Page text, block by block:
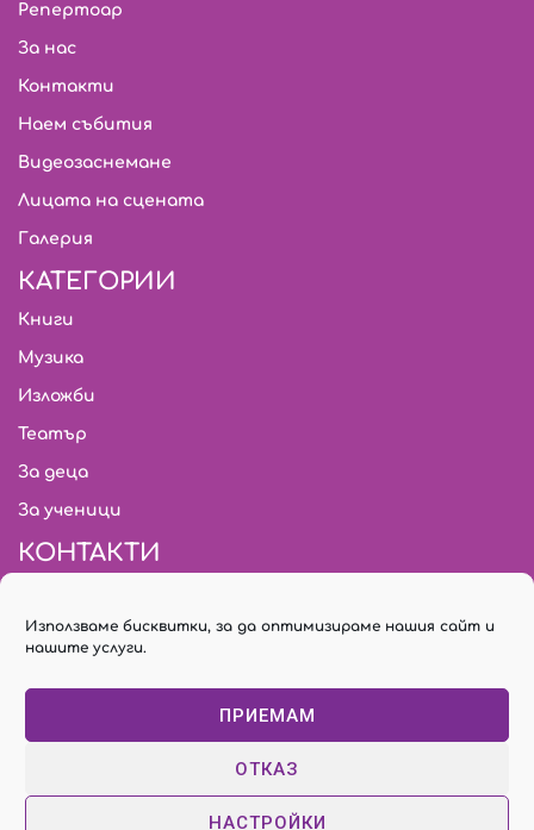
Използваме бисквитки, за да оптимизираме нашия сайт и
нашите услуги.
ПРИЕМАМ
ОТКАЗ
НАСТРОЙКИ
Репертоар
За нас
Контакти
Наем събития
Видеозаснемане
Лицата на сцената
Галерия
КАТЕГОРИИ
Книги
Музика
Изложби
Театър
За деца
За ученици
КОНТАКТИ
02/ 931 03 18
Билети: 02/ 955 74 78
София, бул. “Янко Сакъзов” № 30